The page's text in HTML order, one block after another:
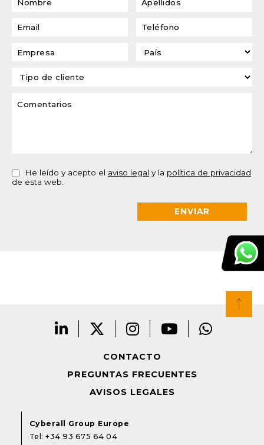
He leído y acepto el aviso legal y la política de privacidad
de esta web.
CONTACTO
PREGUNTAS FRECUENTES
AVISOS LEGALES
Cyberall Group Europe
Tel:+34 93 675 64 04